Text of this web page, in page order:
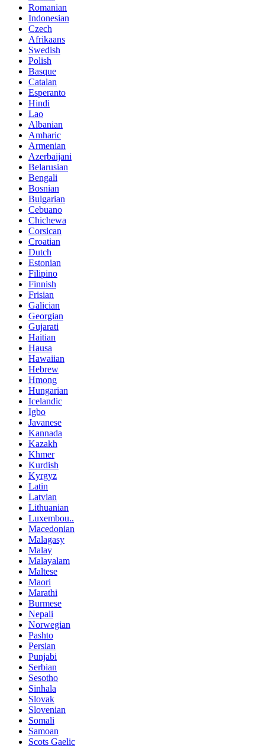
Romanian
Indonesian
Czech
Afrikaans
Swedish
Polish
Basque
Catalan
Esperanto
Hindi
Lao
Albanian
Amharic
Armenian
Azerbaijani
Belarusian
Bengali
Bosnian
Bulgarian
Cebuano
Chichewa
Corsican
Croatian
Dutch
Estonian
Filipino
Finnish
Frisian
Galician
Georgian
Gujarati
Haitian
Hausa
Hawaiian
Hebrew
Hmong
Hungarian
Icelandic
Igbo
Javanese
Kannada
Kazakh
Khmer
Kurdish
Kyrgyz
Latin
Latvian
Lithuanian
Luxembou..
Macedonian
Malagasy
Malay
Malayalam
Maltese
Maori
Marathi
Burmese
Nepali
Norwegian
Pashto
Persian
Punjabi
Serbian
Sesotho
Sinhala
Slovak
Slovenian
Somali
Samoan
Scots Gaelic